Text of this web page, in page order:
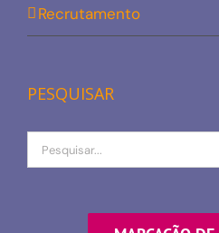
Recrutamento
PESQUISAR
Procurar
por